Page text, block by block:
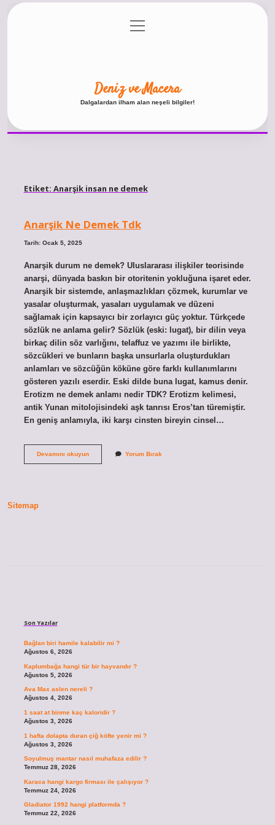
Gizlilik Politikası
menüyü
aç
Deniz ve Macera
Dalgalardan ilham alan neşeli bilgiler!
Etiket: Anarşik insan ne demek
Anarşik Ne Demek Tdk
Tarih: Ocak 5, 2025
Anarşik durum ne demek? Uluslararası ilişkiler teorisinde
anarşi, dünyada baskın bir otoritenin yokluğuna işaret eder.
Anarşik bir sistemde, anlaşmazlıkları çözmek, kurumlar ve
yasalar oluşturmak, yasaları uygulamak ve düzeni
sağlamak için kapsayıcı bir zorlayıcı güç yoktur. Türkçede
sözlük ne anlama gelir? Sözlük (eski: lugat), bir dilin veya
birkaç dilin söz varlığını, telaffuz ve yazımı ile birlikte,
sözcükleri ve bunların başka unsurlarla oluşturdukları
anlamları ve sözcüğün köküne göre farklı kullanımlarını
gösteren yazılı eserdir. Eski dilde buna lugat, kamus denir.
Erotizm ne demek anlamı nedir TDK? Erotizm kelimesi,
antik Yunan mitolojisindeki aşk tanrısı Eros’tan türemiştir.
En geniş anlamıyla, iki karşı cinsten bireyin cinsel…
Devamını okuyunAnarşik
Yorum Bırak
Sitemap
Son Yazılar
Bağlan biri hamile kalabilir mi ?
Ağustos 6, 2026
Kaplumbağa hangi tür bir hayvandır ?
Ağustos 5, 2026
Ava Max aslen nereli ?
Ağustos 4, 2026
1 saat at binme kaç kaloridir ?
Ağustos 3, 2026
1 hafta dolapta duran çiğ köfte yenir mi ?
Ağustos 3, 2026
Soyulmuş mantar nasıl muhafaza edilir ?
Temmuz 28, 2026
Karaca hangi kargo firması ile çalışıyor ?
Temmuz 24, 2026
Gladiator 1992 hangi platformda ?
Temmuz 22, 2026